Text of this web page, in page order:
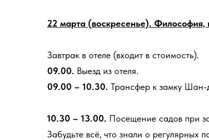
22 марта (воскресенье). Философия,
Завтрак в отеле (входит в стоимость).
09.00. Выезд из отеля.
09.00 – 10.30. Трансфер к замку Шан-
10.30 – 13.00. Посещение садов при
Забудьте всё, что знали о регулярных